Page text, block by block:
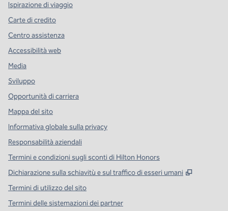
Ispirazione di viaggio
Carte di credito
Centro assistenza
Accessibilità web
Media
Sviluppo
Opportunità di carriera
Mappa del sito
Informativa globale sulla privacy
Responsabilità aziendali
Termini e condizioni sugli sconti di Hilton Honors
Dichiarazione sulla schiavitù e sul traffico di esseri umani
,
Termini di utilizzo del sito
Termini delle sistemazioni dei partner